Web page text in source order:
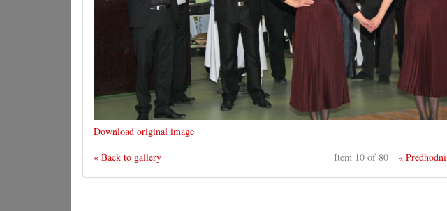
Download original image
« Back to gallery
Item 10 of 80 « Predhodni